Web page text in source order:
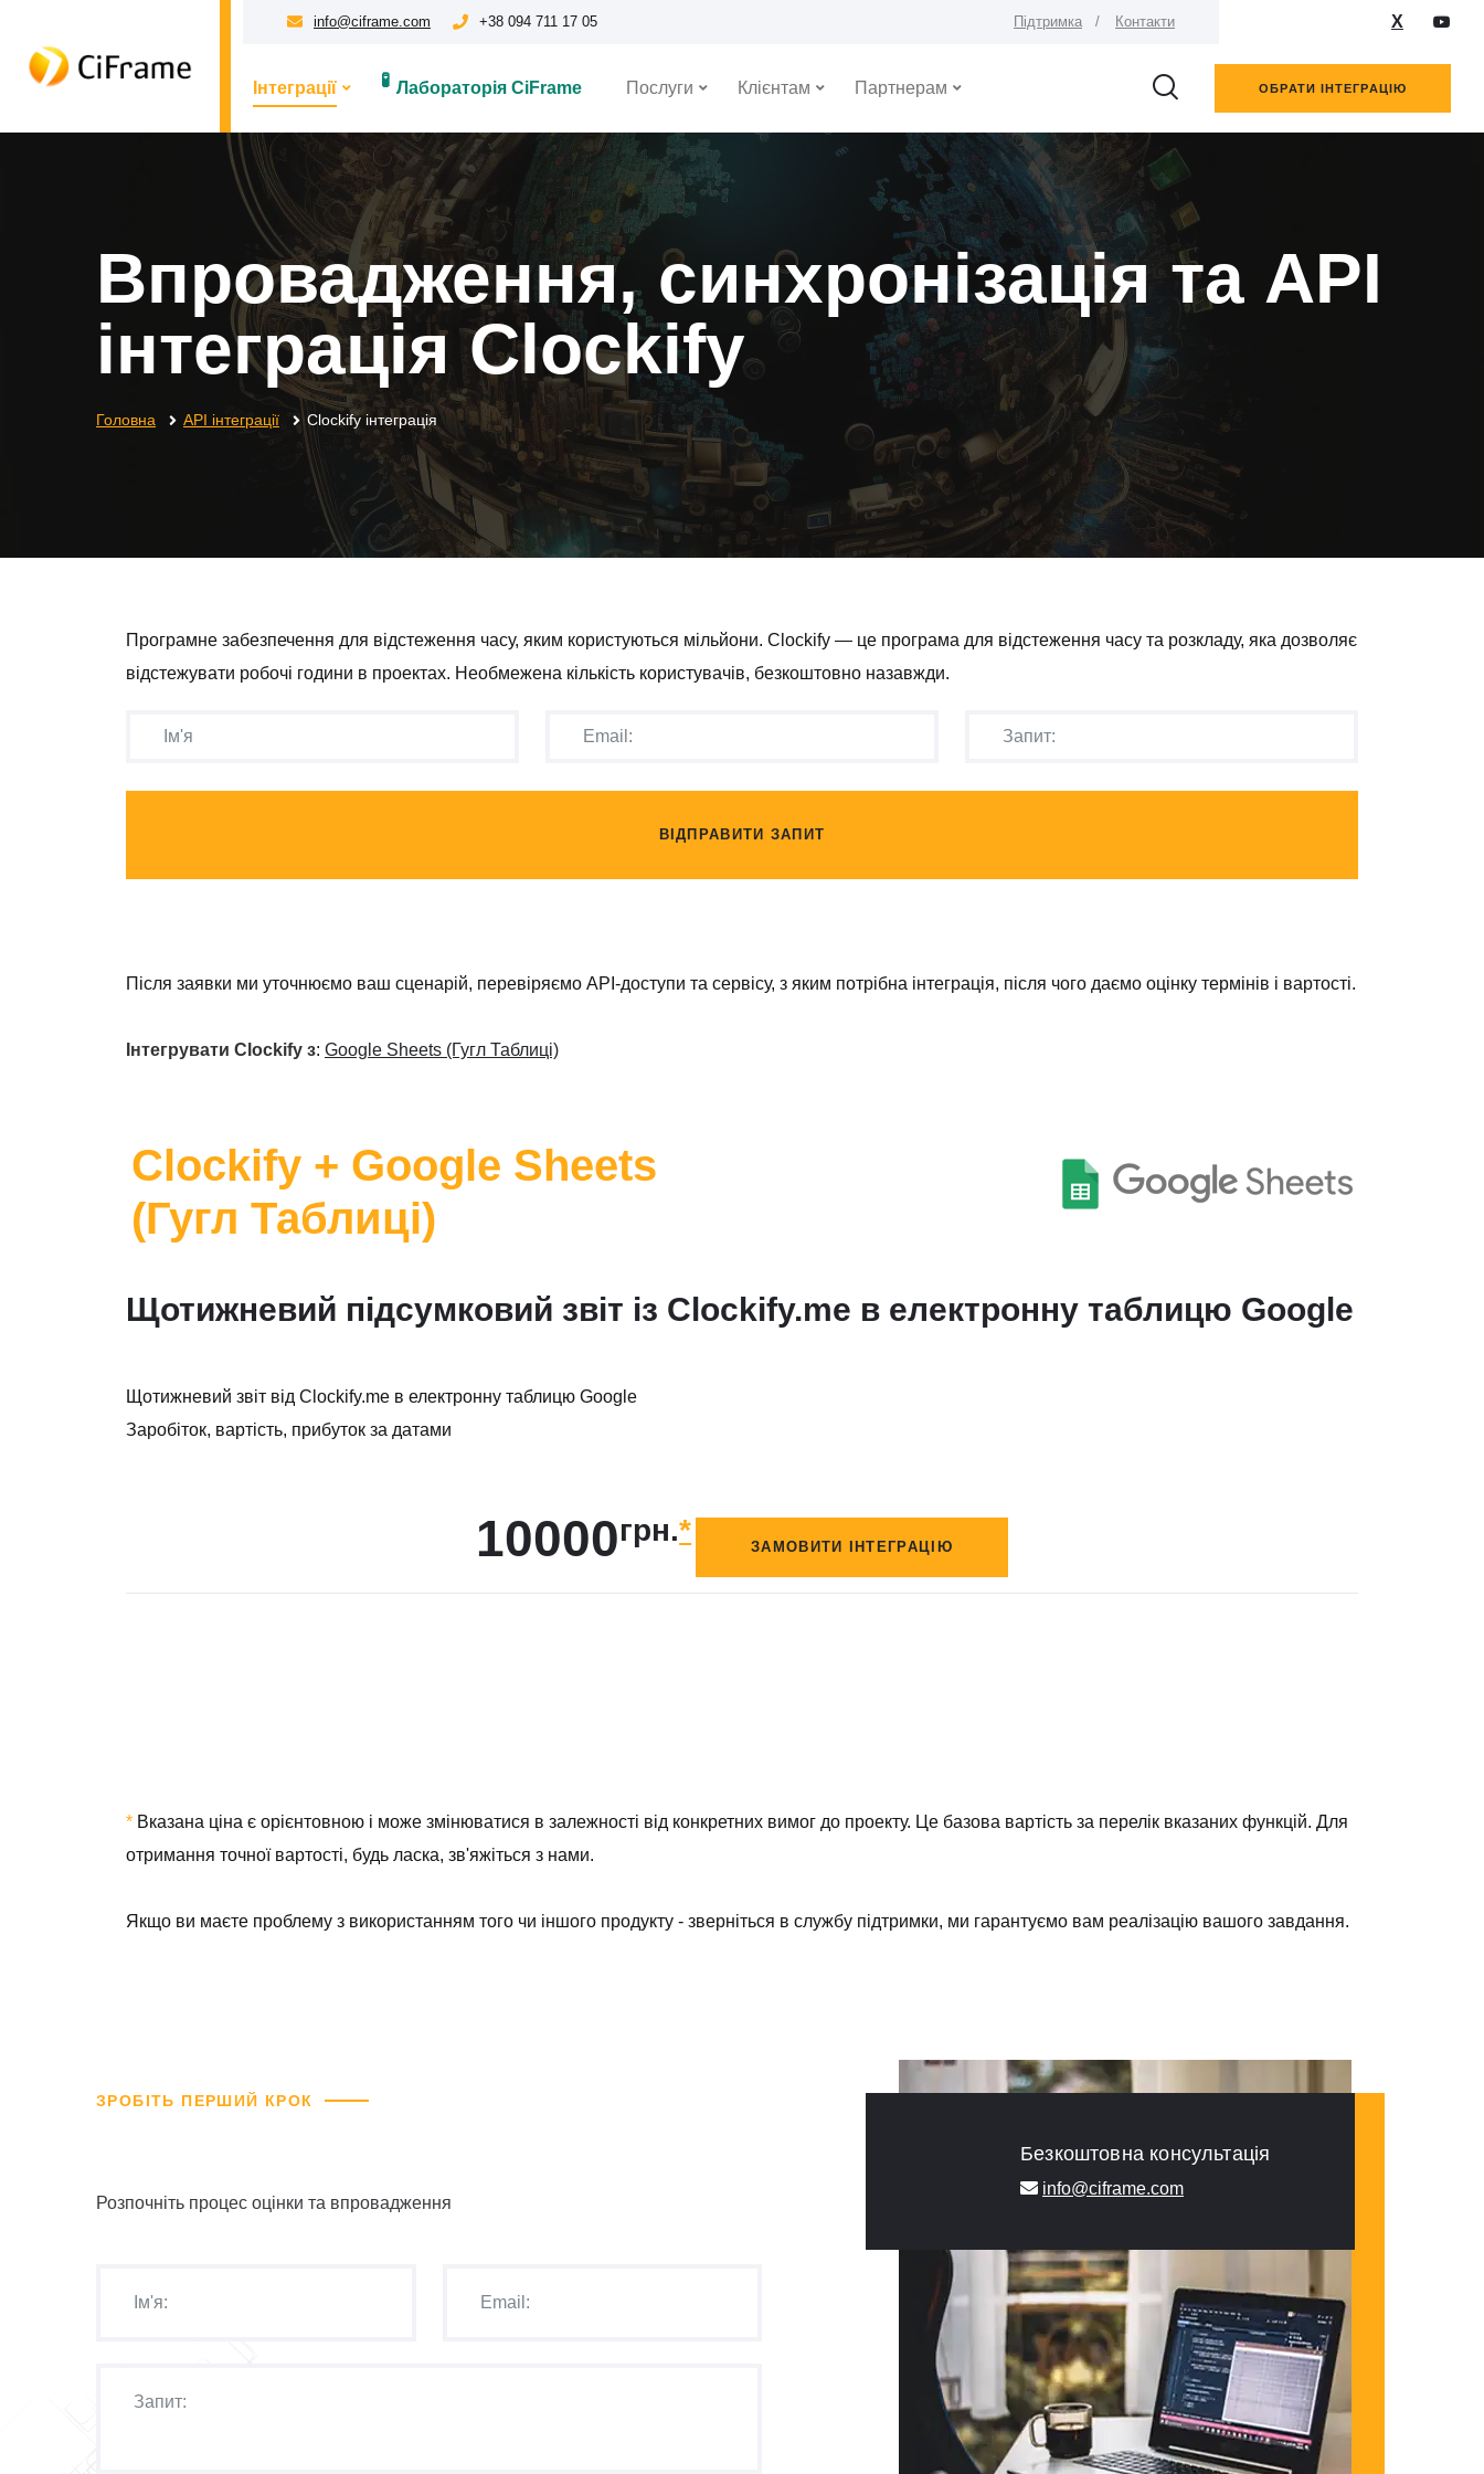
info@ciframe.com +38 094 711 17 05 Підтримка Контакти X
Інтеграції 🧪 Лабораторія CiFrame Послуги Клієнтам Партнерам ОБРАТИ ІНТЕГРАЦІЮ
Впровадження, синхронізація та API
інтеграція Clockify
Головна API інтеграції Clockify інтеграція
Програмне забезпечення для відстеження часу, яким користуються мільйони. Clockify — це програма для відстеження часу та розкладу, яка дозволяє
відстежувати робочі години в проектах. Необмежена кількість користувачів, безкоштовно назавжди.
ВІДПРАВИТИ ЗАПИТ
Після заявки ми уточнюємо ваш сценарій, перевіряємо API-доступи та сервісу, з яким потрібна інтеграція, після чого даємо оцінку термінів і вартості.
Інтегрувати Clockify з: Google Sheets (Гугл Таблиці)
Clockify + Google Sheets
(Гугл Таблиці)
Щотижневий підсумковий звіт із Clockify.me в електронну таблицю Google
Щотижневий звіт від Clockify.me в електронну таблицю Google
Заробіток, вартість, прибуток за датами
10000грн.* ЗАМОВИТИ ІНТЕГРАЦІЮ
* Вказана ціна є орієнтовною і може змінюватися в залежності від конкретних вимог до проекту. Це базова вартість за перелік вказаних функцій. Для
отримання точної вартості, будь ласка, зв'яжіться з нами.
Якщо ви маєте проблему з використанням того чи іншого продукту - зверніться в службу підтримки, ми гарантуємо вам реалізацію вашого завдання.
Безкоштовна консультація
info@ciframe.com
ЗРОБІТЬ ПЕРШИЙ КРОК
Розпочніть процес оцінки та впровадження